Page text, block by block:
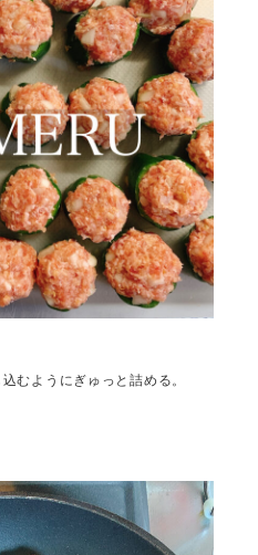
むようにぎゅっと詰める。